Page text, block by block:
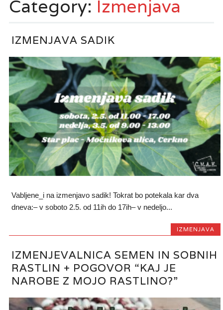
Category: Izmenjava
IZMENJAVA SADIK
Vabljene_i na izmenjavo sadik! Tokrat bo potekala kar dva
dneva:– v soboto 2.5. od 11ih do 17ih– v nedeljo...
IZMENJAVA
IZMENJEVALNICA SEMEN IN SOBNIH
RASTLIN + POGOVOR “KAJ JE
NAROBE Z MOJO RASTLINO?”